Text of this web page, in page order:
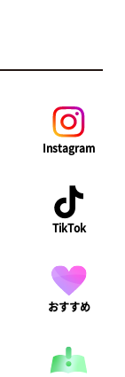
Instagram
TikTok
おすすめ